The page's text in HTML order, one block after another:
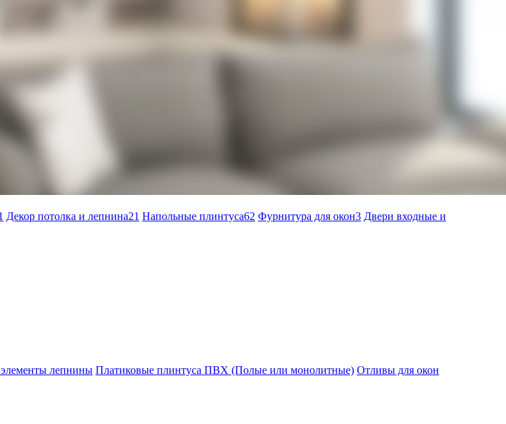
Декор потолка и лепнина21 Напольные плинтуса62 Фурнитура для окон3 Двери входные и
лепнины Платиковые плинтуса ПВХ (Полые или монолитные) Отливы для окон